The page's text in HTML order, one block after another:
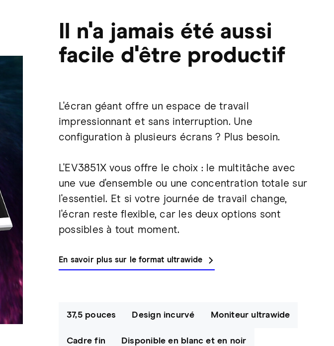
Il n'a jamais été aussi
facile d'être productif
L'écran géant offre un espace de travail
impressionnant et sans interruption. Une
configuration à plusieurs écrans ? Plus besoin.
L'EV3851X vous offre le choix : le multitâche avec
une vue d'ensemble ou une concentration totale sur
l'essentiel. Et si votre journée de travail change,
l'écran reste flexible, car les deux options sont
possibles à tout moment.
En savoir plus sur le format ultrawide
37,5 pouces Design incurvé Moniteur ultrawide
Cadre fin Disponible en blanc et en noir